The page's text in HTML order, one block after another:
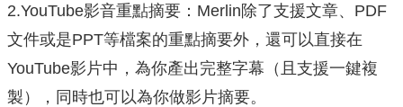
2.YouTube影音重點摘要：Merlin除了支援文章、PDF
文件或是PPT等檔案的重點摘要外，還可以直接在
YouTube影片中，為你產出完整字幕（且支援一鍵複
製），同時也可以為你做影片摘要。